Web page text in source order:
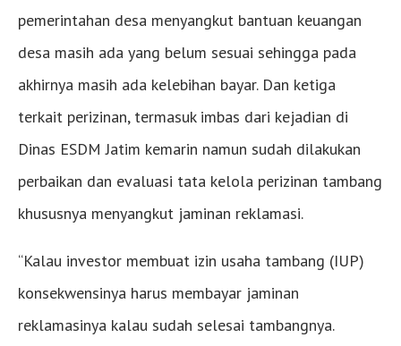
pemerintahan desa menyangkut bantuan keuangan
desa masih ada yang belum sesuai sehingga pada
akhirnya masih ada kelebihan bayar. Dan ketiga
terkait perizinan, termasuk imbas dari kejadian di
Dinas ESDM Jatim kemarin namun sudah dilakukan
perbaikan dan evaluasi tata kelola perizinan tambang
khususnya menyangkut jaminan reklamasi.
“Kalau investor membuat izin usaha tambang (IUP)
konsekwensinya harus membayar jaminan
reklamasinya kalau sudah selesai tambangnya.